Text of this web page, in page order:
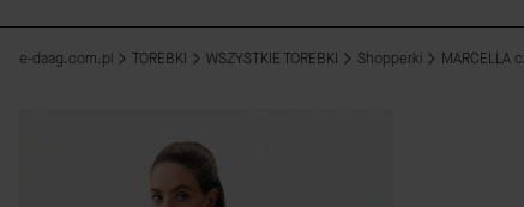
e-daag.com.pl TOREBKI WSZYSTKIE TOREBKI Shopperki MARCELLA